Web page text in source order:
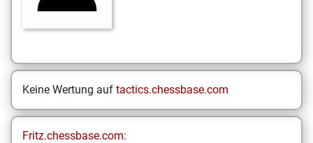
Keine Wertung auf tactics.chessbase.com
Fritz.chessbase.com: